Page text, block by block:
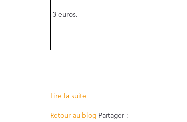
3 euros.
Lire la suite
Retour au blog Partager :